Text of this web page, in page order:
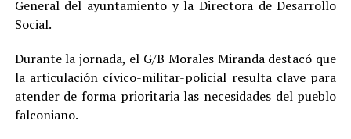
General del ayuntamiento y la Directora de Desarrollo
Social.
Durante la jornada, el G/B Morales Miranda destacó que
la articulación cívico-militar-policial resulta clave para
atender de forma prioritaria las necesidades del pueblo
falconiano.